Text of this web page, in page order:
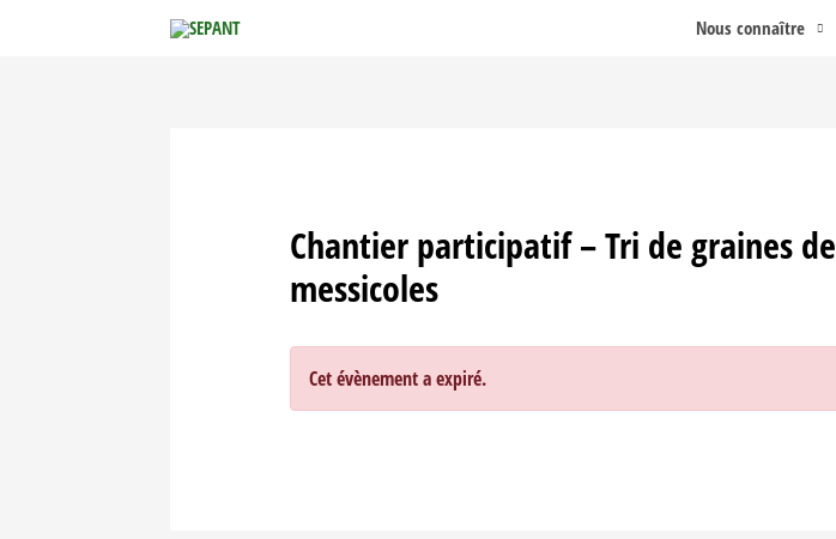
Nous connaître
Chantier participatif – Tri de graines de
messicoles
Cet évènement a expiré.